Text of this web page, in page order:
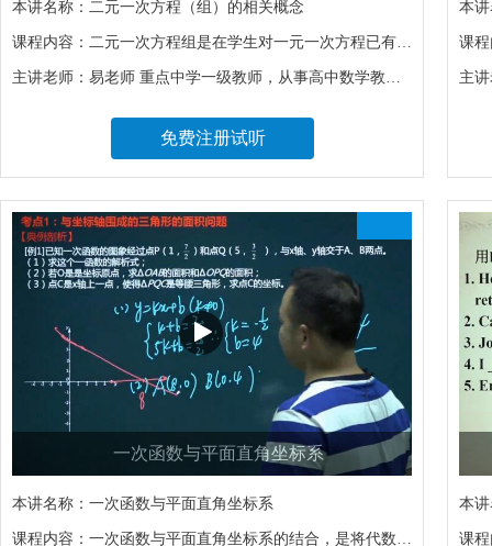
本讲名称： 二元一次方程（组）的相关概念
课程内容： 二元一次方程组是在学生对一元一次方程已有认识的基础上，一次对方程及其解法的探索，是数学建模思想在数学中的具体应用。
主讲老师： 易老师 重点中学一级教师，从事高中数学教学工作五年，从事初中数学教学工作五年。所教班级在高考、中考中均取得优异成绩。多次获得优秀青年教师、先进个人、优秀班主任等荣誉称号。
免费注册试听
本
课
主
一次函数与平面直角坐标系
本讲名称： 一次函数与平面直角坐标系
课程内容： 一次函数与平面直角坐标系的结合，是将代数问题转化为几何问题，学生能初步体会到数形结合的重要数学思想。通过转化，原先复杂的问题，会变得更加简单。本章的学习，也将为学生以后学习二次函数、函数与图像之间的关系以及微积分奠定基础。
本
课